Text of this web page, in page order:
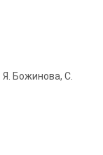
Я. Божинова, С.